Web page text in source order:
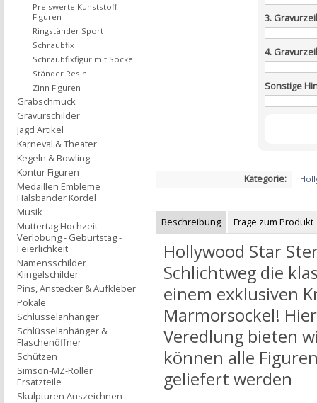
3.
4.
Sonstige
Kategorie:
Beschreibung Frage zum Produkt
Hollywood Star
Schlichtweg die
einem exklusiven
Marmorsockel!
Veredlung bieten
können alle
geliefert werden
Preiswerte Kunststoff
Figuren
Ringständer Sport
Schraubfix
Schraubfixfigur mit Sockel
Ständer Resin
Zinn Figuren
Grabschmuck
Gravurschilder
Jagd Artikel
Karneval & Theater
Kegeln & Bowling
Kontur Figuren
Medaillen Embleme
Halsbänder Kordel
Musik
Muttertag Hochzeit -
Verlobung - Geburtstag -
Feierlichkeit
Namensschilder
Klingelschilder
Pins, Anstecker & Aufkleber
Pokale
Schlüsselanhänger
Schlüsselanhänger &
Flaschenöffner
Schützen
Simson-MZ-Roller
Ersatzteile
Skulpturen Auszeichnen